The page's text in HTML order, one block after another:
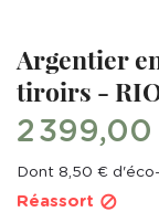
Argentier
tiroirs -
2 399,00
Dont 8,50 €
Réassort 